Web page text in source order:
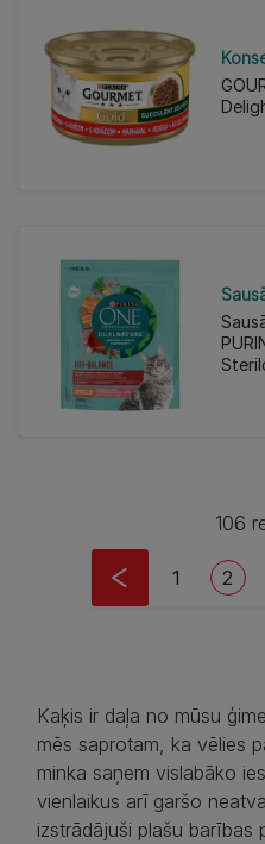
106
Page
1 2
Kaķis ir daļa no mūsu
mēs saprotam, ka vēlies
minka saņem vislabāko
vienlaikus arī garšo
izstrādājuši plašu barības